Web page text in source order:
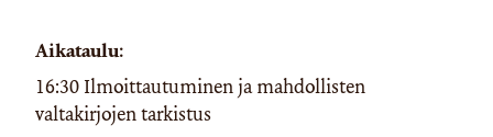
Aikataulu:
16:30 Ilmoittautuminen ja mahdollisten
valtakirjojen tarkistus